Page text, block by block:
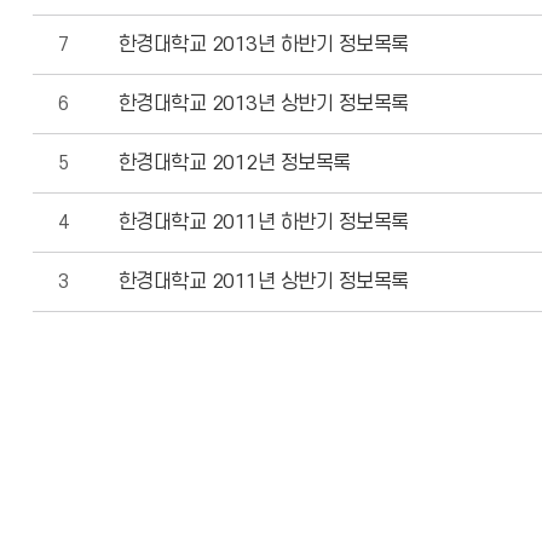
7 한경대학교 2013년 하반기 정보목록
6 한경대학교 2013년 상반기 정보목록
5 한경대학교 2012년 정보목록
4 한경대학교 2011년 하반기 정보목록
3 한경대학교 2011년 상반기 정보목록